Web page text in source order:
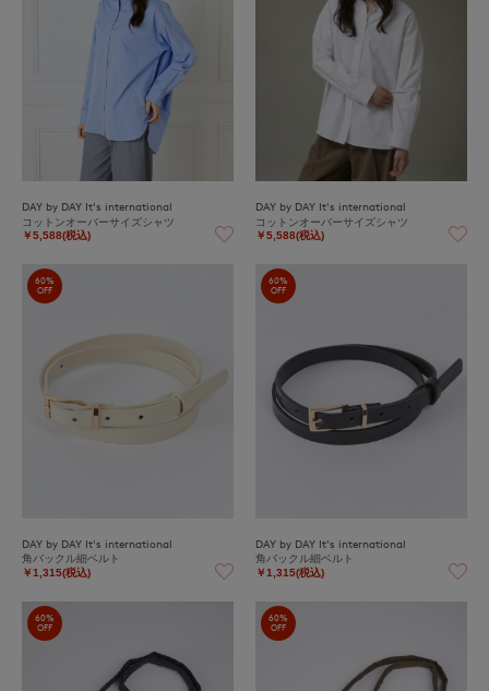
DAY by DAY It's international
コットンオーバーサイズシャツ
￥5,588(税込)
DAY by DAY It's international
コットンオーバーサイズシャツ
￥5,588(税込)
60%
OFF
DAY by DAY It's international
角バックル細ベルト
￥1,315(税込)
60%
OFF
DAY by DAY It's international
角バックル細ベルト
￥1,315(税込)
60%
OFF
60%
OFF